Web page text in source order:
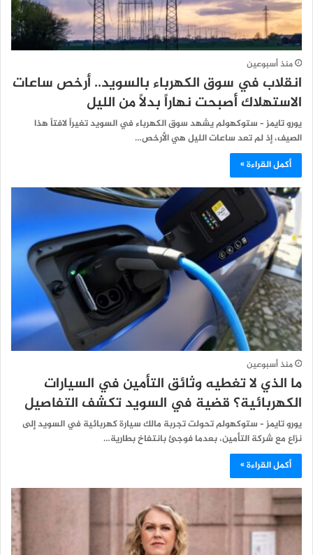
منذ أسبوعين
انقلاب في سوق الكهرباء بالسويد.. أرخص ساعات
الاستهلاك أصبحت نهاراً بدلاً من الليل
يورو تايمز – ستوكهولم يشهد سوق الكهرباء في السويد تغيراً لافتاً هذا
الصيف، إذ لم تعد ساعات الليل هي الأرخص…
أكمل القراءة »
منذ أسبوعين
ما الذي لا تغطيه وثائق التأمين في السيارات
الكهربائية؟ قضية في السويد تكشف التفاصيل
يورو تايمز – ستوكهولم تحولت تجربة مالك سيارة كهربائية في السويد إلى
نزاع مع شركة التأمين، بعدما فوجئ بانتفاخ بطارية…
أكمل القراءة »